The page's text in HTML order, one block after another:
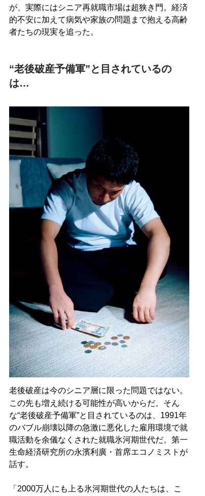
が、実際にはシニア再就職市場は超狭き門。経済
的不安に加えて病気や家族の問題まで抱える高齢
者たちの現実を追った。
“老後破産予備軍”と目されているの
は…
老後破産は今のシニア層に限った問題ではない。
この先も増え続ける可能性が高いからだ。そん
な“老後破産予備軍”と目されているのは、1991年
のバブル崩壊以降の急激に悪化した雇用環境で就
職活動を余儀なくされた就職氷河期世代だ。第一
生命経済研究所の永濱利廣・首席エコノミストが
話す。
「2000万人にも上る氷河期世代の人たちは、こ